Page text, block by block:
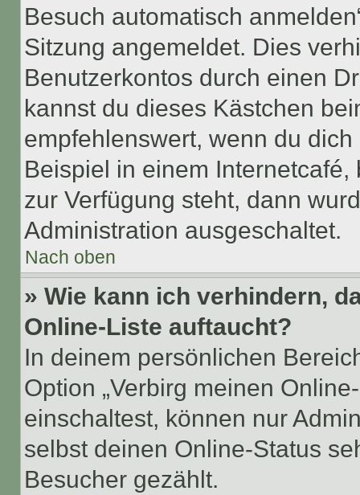
Besuch automatisch
Sitzung angemeldet. Dies
Benutzerkontos durch einen
kannst du dieses Kästchen
empfehlenswert, wenn du
Beispiel in einem
zur Verfügung steht, dann
Administration ausgeschaltet.
Nach oben
» Wie kann ich verhindern,
Online-Liste auftaucht?
In deinem persönlichen
Option „Verbirg meinen
einschaltest, können nur
selbst deinen Online-Status
Besucher gezählt.